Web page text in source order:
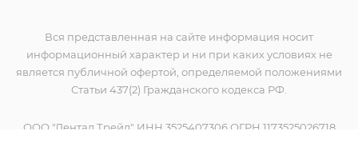
Вся представленная на сайте информация носит
информационный характер и ни при каких условиях не
является публичной офертой, определяемой положениями
Статьи 437(2) Гражданского кодекса РФ.
ООО "Дентал Трейд" ИНН 3525407306 ОГРН 1173525026718